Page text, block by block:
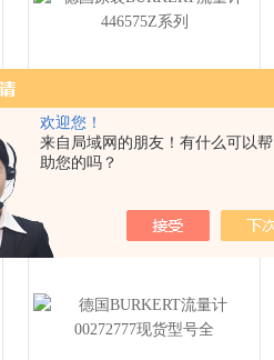
欢迎您！
来自局域网的朋友！有什么可以帮
助您的吗？
德国原装BURKERT流量计
446575Z系列